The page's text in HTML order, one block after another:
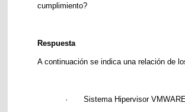
cumplimiento?
Respuesta
A continuación se indica una relación de
· Sistema Hipervisor VMWARE.